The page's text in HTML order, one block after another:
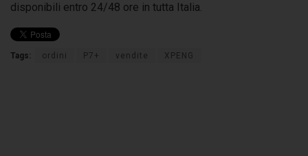
disponibili entro 24/48 ore in tutta Italia.
Tags: ordini P7+ vendite XPENG